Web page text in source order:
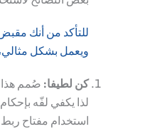
للتأكد من أنك مقبض
ويعمل بشكل
كن لطيفا: صُمم هذا
لذا يكفي لفّه
استخدام مفتاح